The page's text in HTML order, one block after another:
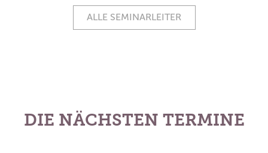
ALLE SEMINARLEITER
DIE NÄCHSTEN TERMINE